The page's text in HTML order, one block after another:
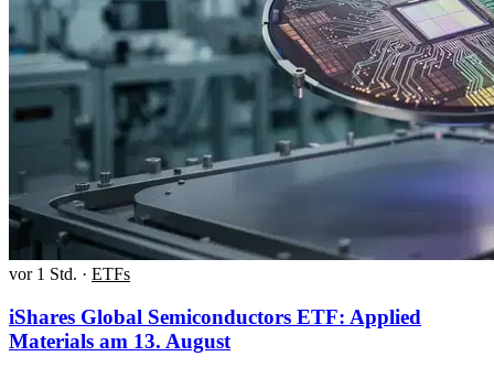
vor 1 Std. · ETFs
iShares Global Semiconductors ETF: Applied
Materials am 13. August